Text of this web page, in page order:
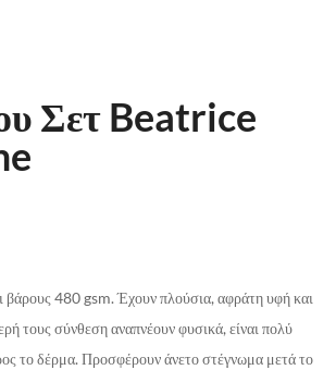
Σετ Beatrice
480 gsm. Έχουν πλούσια, αφράτη υφή και
τους σύνθεση αναπνέουν φυσικά, είναι πολύ
το δέρμα. Προσφέρουν άνετο στέγνωμα μετά το